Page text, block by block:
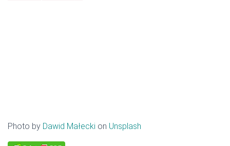
Photo by Dawid Małecki on Unsplash